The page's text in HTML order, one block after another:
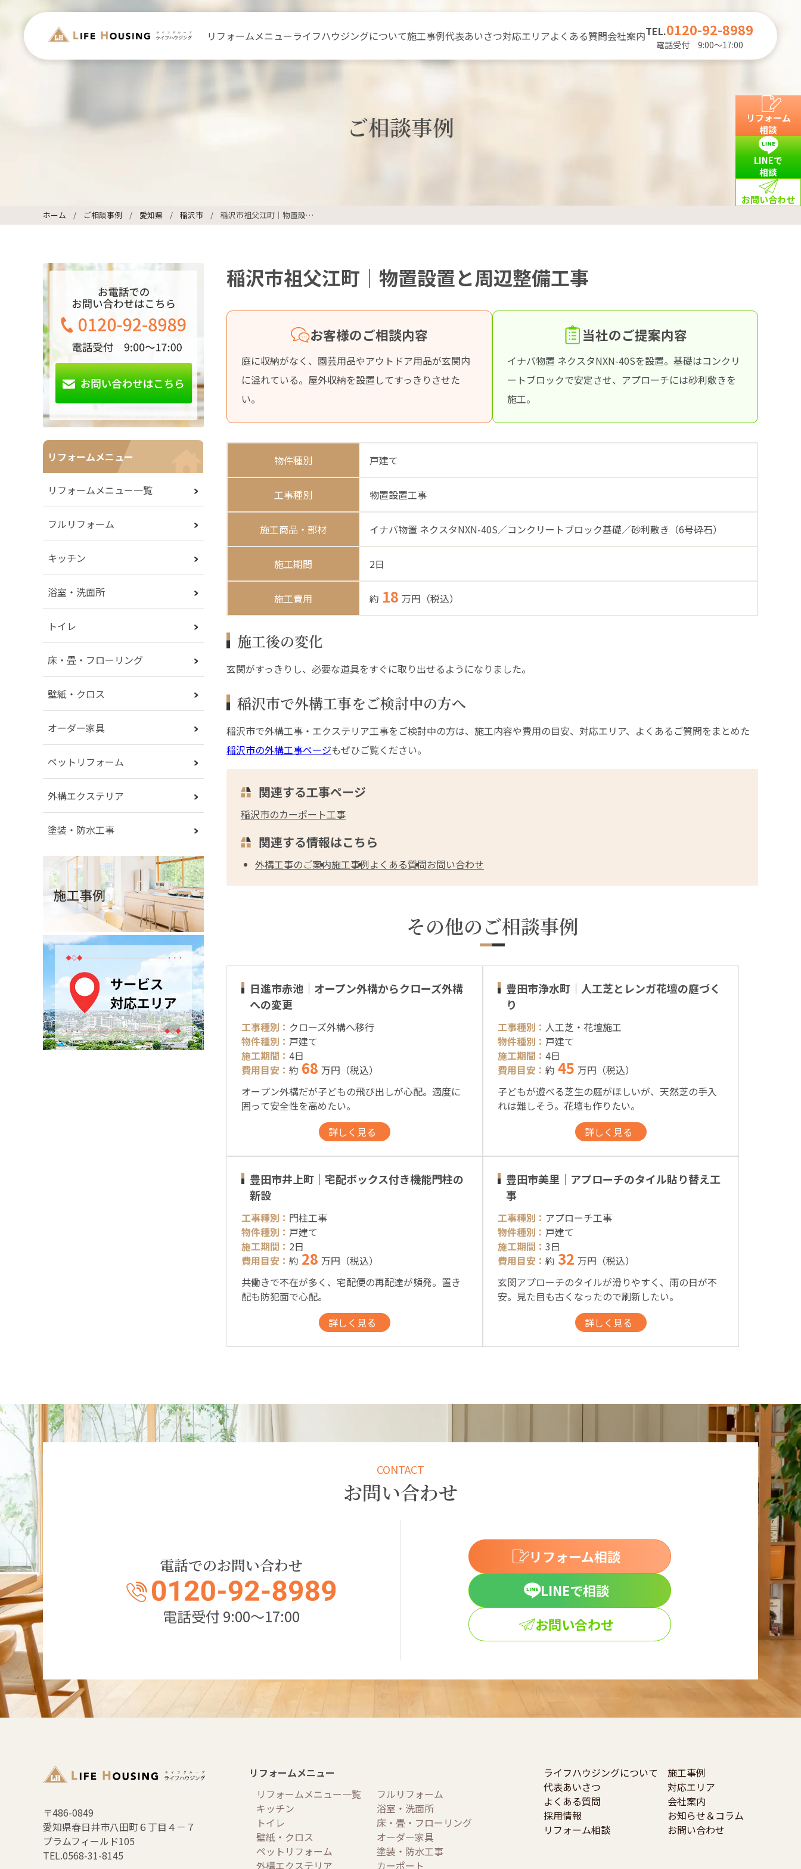
リフォームメニューライフハウジングについて施工事例代表あいさつ対応エリアよくある質問会社案内TEL.0120-92-8989
電話受付 9:00～17:00
ご相談事例
ホーム ご相談事例 愛知県 稲沢市 稲沢市祖父江町｜物置設置と周辺整備工事
稲沢市祖父江町｜物置設置と周辺整備工事
お客様のご相談内容
庭に収納がなく、園芸用品やアウトドア用品が玄関内
に溢れている。屋外収納を設置してすっきりさせた
い。
当社のご提案内容
イナバ物置 ネクスタNXN-40Sを設置。基礎はコンクリ
ートブロックで安定させ、アプローチには砂利敷きを
施工。
物件種別 戸建て
工事種別 物置設置工事
施工商品・部材 イナバ物置 ネクスタNXN-40S／コンクリートブロック基礎／砂利敷き（6号砕石）
施工期間 2日
施工費用 約 18 万円（税込）
施工後の変化
玄関がすっきりし、必要な道具をすぐに取り出せるようになりました。
稲沢市で外構工事をご検討中の方へ
稲沢市で外構工事・エクステリア工事をご検討中の方は、施工内容や費用の目安、対応エリア、よくあるご質問をまとめた
稲沢市の外構工事ページもぜひご覧ください。
関連する工事ページ
稲沢市のカーポート工事
関連する情報はこちら
外構工事のご案内施工事例よくある質問お問い合わせ
その他のご相談事例
日進市赤池｜オープン外構からクローズ外構
への変更
工事種別： クローズ外構へ移行
物件種別： 戸建て
施工期間： 4日
費用目安： 約 68 万円（税込）
オープン外構だが子どもの飛び出しが心配。適度に
囲って安全性を高めたい。
詳しく見る
豊田市浄水町｜人工芝とレンガ花壇の庭づく
り
工事種別： 人工芝・花壇施工
物件種別： 戸建て
施工期間： 4日
費用目安： 約 45 万円（税込）
子どもが遊べる芝生の庭がほしいが、天然芝の手入
れは難しそう。花壇も作りたい。
詳しく見る
豊田市井上町｜宅配ボックス付き機能門柱の
新設
工事種別： 門柱工事
物件種別： 戸建て
施工期間： 2日
費用目安： 約 28 万円（税込）
共働きで不在が多く、宅配便の再配達が頻発。置き
配も防犯面で心配。
詳しく見る
豊田市美里｜アプローチのタイル貼り替え工
事
工事種別： アプローチ工事
物件種別： 戸建て
施工期間： 3日
費用目安： 約 32 万円（税込）
玄関アプローチのタイルが滑りやすく、雨の日が不
安。見た目も古くなったので刷新したい。
詳しく見る
リフォームメニュー
リフォームメニュー一覧
フルリフォーム
キッチン
浴室・洗面所
トイレ
床・畳・フローリング
壁紙・クロス
オーダー家具
ペットリフォーム
外構エクステリア
塗装・防水工事
リフォーム
相談
LINEで
相談
お問い合わせ
CONTACT
お問い合わせ
電話でのお問い合わせ
電話受付 9:00～17:00
リフォーム相談
LINEで相談
お問い合わせ
〒486-0849
愛知県春日井市八田町６丁目４－７
プラムフィールド105
TEL.0568-31-8145
リフォームメニュー
リフォームメニュー一覧
フルリフォーム
キッチン
浴室・洗面所
トイレ
床・畳・フローリング
壁紙・クロス
オーダー家具
ペットリフォーム
塗装・防水工事
外構エクステリア
カーポート
ライフハウジングについて
施工事例
代表あいさつ
対応エリア
よくある質問
会社案内
採用情報
お知らせ＆コラム
リフォーム相談
お問い合わせ